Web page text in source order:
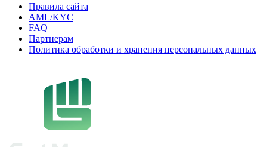
Правила сайта
AML/KYC
FAQ
Партнерам
Политика обработки и хранения персональных данных